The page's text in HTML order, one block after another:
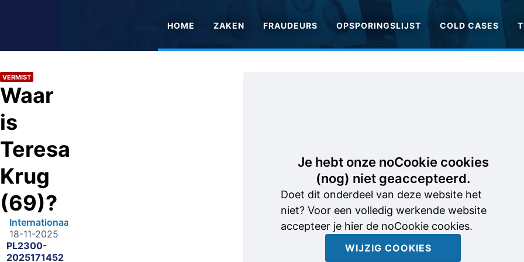
HOME ZAKEN FRAUDEURS OPSPORINGSLIJST COLD CASES
VERMIST
Waar
is
Teresa
Krug
(69)?
Internationaal
18-11-2025
PL2300-
2025171452
Je hebt onze noCookie cookies
(nog) niet geaccepteerd.
Doet dit onderdeel van deze website het
niet? Voor een volledig werkende website
accepteer je hier de noCookie cookies.
WIJZIG COOKIES